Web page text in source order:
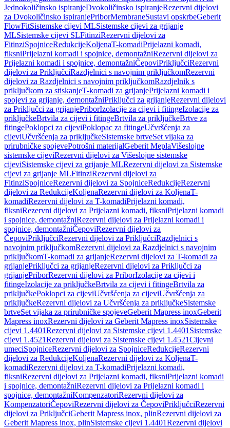
Jednokoličinsko ispiranjeDvokoličinsko ispiranjeRezervni dijelovi
za Dvokoličinsko ispiranjePriborMembraneSustavi opskrbeGeberit
FlowFitSistemske cijevi MLSistemske cijevi za grijanje
MLSistemske cijevi SLFitinziRezervni dijelovi za
FitinziSpojniceRedukcijeKoljenaT-komadiPrijelazni komadi,
fiksniPrijelazni komadi i spojnice, demontažniRezervni dijelovi za
Prijelazni komadi i spojnice, demontažniČepoviPriključciRezervni
dijelovi za PriključciRazdjelnici s navojnim priključkomRezervni
dijelovi za Razdjelnici s navojnim priključkomRazdjelnik s
priključkom za stiskanjeT-komadi za grijanjePrijelazni komadi i
spojevi za grijanje, demontažniPriključci za grijanjeRezervni dijelovi
za Priključci za grijanjePriborIzolacije za cijevi i fitingeIzolacije za
priključkeBrtvila za cijevi i fitingeBrtvila za priključkeBrtve za
fitingePoklopci za cijeviPoklopac za fitingeUčvršćenja za
cijeviUčvršćenja za priključkeSistemske brtveSet vijaka za
prirubničke spojevePotrošni materijalGeberit MeplaVišeslojne
sistemske cijeviRezervni dijelovi za Višeslojne sistemske
cijeviSistemske cijevi za grijanje MLRezervni dijelovi za Sistemske
cijevi za grijanje MLFitinziRezervni dijelovi za
FitinziSpojniceRezervni dijelovi za SpojniceRedukcijeRezervni
dijelovi za RedukcijeKoljenaRezervni dijelovi za KoljenaT-
komadiRezervni dijelovi za T-komadiPrijelazni komadi,
fiksniRezervni dijelovi za Prijelazni komadi, fiksniPrijelazni komadi
i spojnice, demontažniRezervni dijelovi za Prijelazni komadi i
spojnice, demontažniČepoviRezervni dijelovi za
ČepoviPriključciRezervni dijelovi za PriključciRazdjelnici s
navojnim priključkomRezervni dijelovi za Razdjelnici s navojnim
priključkomT-komadi za grijanjeRezervni dijelovi za T-komadi za
grijanjePriključci za grijanjeRezervni dijelovi za Priključci za
grijanjePriborRezervni dijelovi za PriborIzolacije za cijevi i
fitingeIzolacije za priključkeBrtvila za cijevi i fitingeBrtvila za
priključkePoklopci za cijeviUčvršćenja za cijeviUčvršćenja za
priključkeRezervni dijelovi za Učvršćenja za priključkeSistemske
brtveSet vijaka za prirubničke spojeveGeberit Mapress inoxGeberit
Mapress inoxRezervni dijelovi za Geberit Mapress inoxSistemske
cijevi 1.4401Rezervni dijelovi za Sistemske cijevi 1.4401 Sistemske
cijevi 1.4521Rezervni dijelovi za Sistemske cijevi 1.4521Cijevni
umeciSpojniceRezervni dijelovi za SpojniceRedukcijeRezervni
dijelovi za RedukcijeKoljenaRezervni dijelovi za KoljenaT-
komadiRezervni dijelovi za T-komadiPrijelazni komadi,
fiksniRezervni dijelovi za Prijelazni komadi, fiksniPrijelazni komadi
i spojnice, demontažniRezervni dijelovi za Prijelazni komadi i
spojnice, demontažniKompenzatoriRezervni dijelovi za
KompenzatoriČepoviRezervni dijelovi za ČepoviPriključciRezervni
dijelovi za PriključciGeberit Mapress inox, plinRezervni dijelovi za
Geberit Mapress inox, plinSistemske cijevi 1.4401Rezervni dijelovi